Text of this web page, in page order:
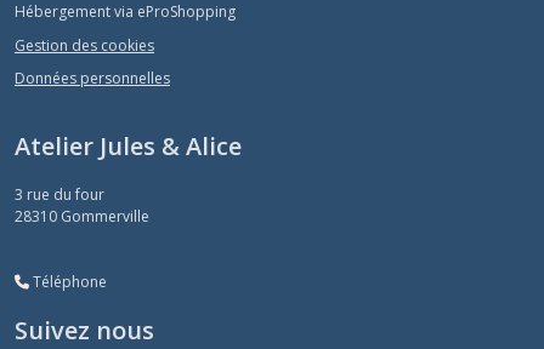
Hébergement via eProShopping
Gestion des cookies
Données personnelles
Atelier Jules & Alice
3 rue du four
28310 Gommerville
Téléphone
Suivez nous